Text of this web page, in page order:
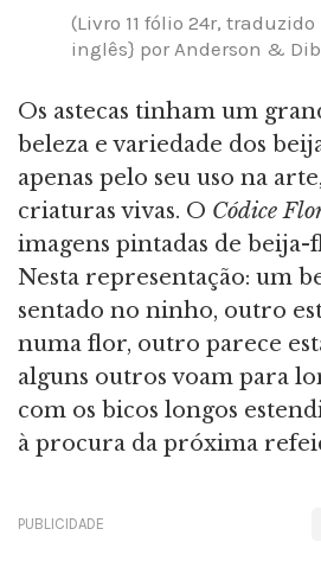
(Livro 11 fólio 24r,
inglês} por Anderson &
Os astecas tinham um
beleza e variedade dos
apenas pelo seu uso na
criaturas vivas. O Códice
imagens pintadas de beija-
Nesta representação: um
sentado no ninho, outro
numa flor, outro parece
alguns outros voam para
com os bicos longos
à procura da próxima
PUBLICIDADE